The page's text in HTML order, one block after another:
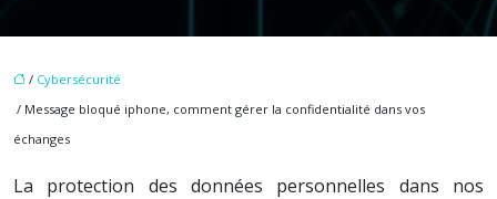
/ Cybersécurité
/ Message bloqué iphone, comment gérer la confidentialité dans vos
échanges
La protection des données personnelles dans nos